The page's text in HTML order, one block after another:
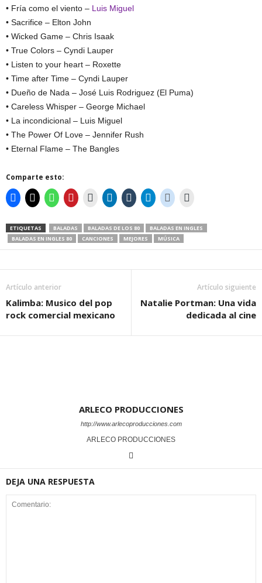
• Fría como el viento – Luis Miguel
• Sacrifice – Elton John
• Wicked Game – Chris Isaak
• True Colors – Cyndi Lauper
• Listen to your heart – Roxette
• Time after Time – Cyndi Lauper
• Dueño de Nada – José Luis Rodriguez (El Puma)
• Careless Whisper – George Michael
• La incondicional – Luis Miguel
• The Power Of Love – Jennifer Rush
• Eternal Flame – The Bangles
Comparte esto:
ETIQUETAS BALADAS BALADAS DE LOS 80
BALADAS EN INGLES
BALADAS EN INGLES 80
CANCIONES MEJORES MÚSICA
Artículo anterior
Kalimba: Musico del pop
rock comercial mexicano
Artículo siguiente
Natalie Portman: Una vida
dedicada al cine
ARLECO PRODUCCIONES
http://www.arlecoproducciones.com
ARLECO PRODUCCIONES
DEJA UNA RESPUESTA